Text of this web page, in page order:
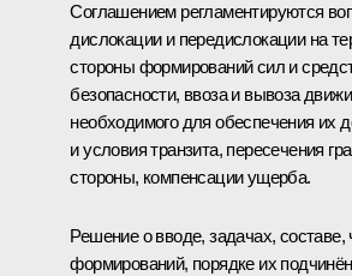
Соглашением регламентируются
дислокации и передислокации на
стороны формирований сил и
безопасности, ввоза и вывоза
необходимого для обеспечения их
и условия транзита, пересечения
стороны, компенсации ущерба.
Решение о вводе, задачах, составе,
формирований, порядке их